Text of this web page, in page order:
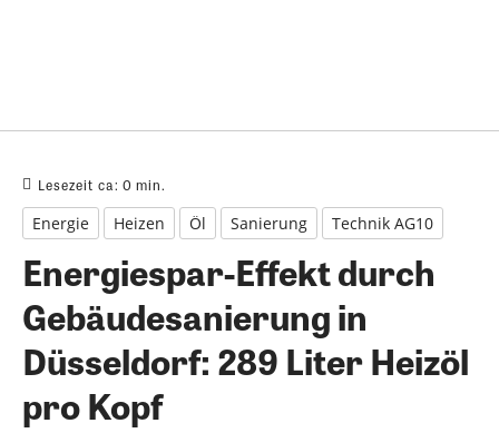
Lesezeit ca: 0 min.
Energie Heizen Öl Sanierung Technik AG10
Energiespar-Effekt durch
Gebäudesanierung in
Düsseldorf: 289 Liter Heizöl
pro Kopf